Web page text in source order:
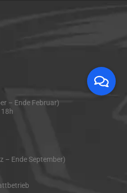
– Ende Februar)
– Ende September)